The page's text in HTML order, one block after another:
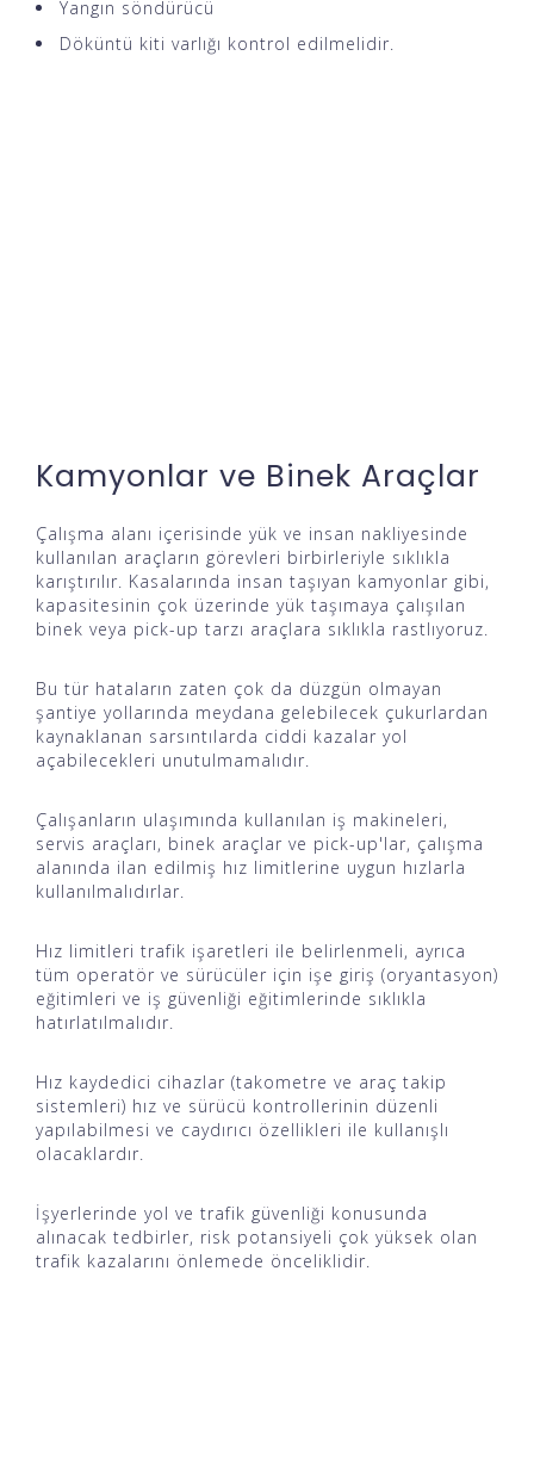
Yangın söndürücü
Döküntü kiti varlığı kontrol edilmelidir.
Kamyonlar ve Binek Araçlar
Çalışma alanı içerisinde yük ve insan nakliyesinde
kullanılan araçların görevleri birbirleriyle sıklıkla
karıştırılır. Kasalarında insan taşıyan kamyonlar gibi,
kapasitesinin çok üzerinde yük taşımaya çalışılan
binek veya pick-up tarzı araçlara sıklıkla rastlıyoruz.
Bu tür hataların zaten çok da düzgün olmayan
şantiye yollarında meydana gelebilecek çukurlardan
kaynaklanan sarsıntılarda ciddi kazalar yol
açabilecekleri unutulmamalıdır.
Çalışanların ulaşımında kullanılan iş makineleri,
servis araçları, binek araçlar ve pick-up'lar, çalışma
alanında ilan edilmiş hız limitlerine uygun hızlarla
kullanılmalıdırlar.
Hız limitleri trafik işaretleri ile belirlenmeli, ayrıca
tüm operatör ve sürücüler için işe giriş (oryantasyon)
eğitimleri ve iş güvenliği eğitimlerinde sıklıkla
hatırlatılmalıdır.
Hız kaydedici cihazlar (takometre ve araç takip
sistemleri) hız ve sürücü kontrollerinin düzenli
yapılabilmesi ve caydırıcı özellikleri ile kullanışlı
olacaklardır.
İşyerlerinde yol ve trafik güvenliği konusunda
alınacak tedbirler, risk potansiyeli çok yüksek olan
trafik kazalarını önlemede önceliklidir.